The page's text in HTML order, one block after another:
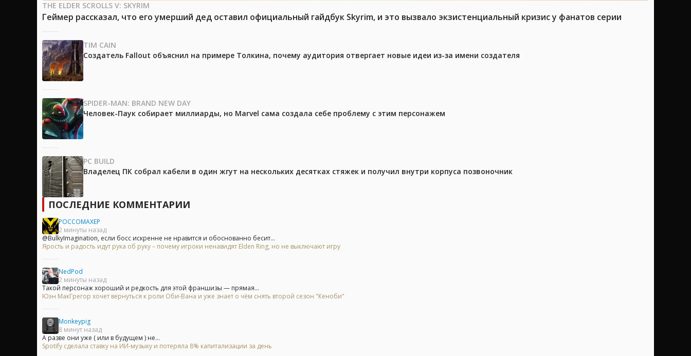
THE ELDER SCROLLS V: SKYRIM
Геймер рассказал, что его умерший дед оставил официальный гайдбук Skyrim, и это вызвало экзистенциальный кризис у фанатов серии
TIM CAIN
Создатель Fallout объяснил на примере Толкина, почему аудитория отвергает новые идеи из-за имени создателя
SPIDER-MAN: BRAND NEW DAY
Человек-Паук собирает миллиарды, но Marvel сама создала себе проблему с этим персонажем
PC BUILD
Владелец ПК собрал кабели в один жгут на нескольких десятках стяжек и получил внутри корпуса позвоночник
ПОСЛЕДНИЕ КОММЕНТАРИИ
POCCOMAXEP
2 минуты назад
@BulkyImagination, если босс искренне не нравится и обоснованно бесит...
Ярость и радость идут рука об руку – почему игроки ненавидят Elden Ring, но не выключают игру
NedPod
2 минуты назад
Такой персонаж хороший и редкость для этой франшизы — прямая...
Юэн МакГрегор хочет вернуться к роли Оби-Вана и уже знает о чём снять второй сезон "Кеноби"
Monkeypig
8 минут назад
А разве они уже ( или в будущем ) не...
Spotify сделала ставку на ИИ-музыку и потеряла 8% капитализации за день